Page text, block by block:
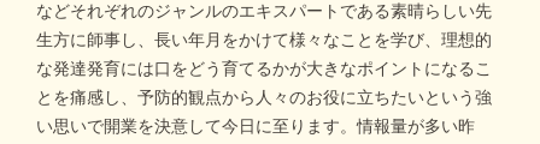
などそれぞれのジャンルのエキスパートである素晴らしい先
生方に師事し、長い年月をかけて様々なことを学び、理想的
な発達発育には口をどう育てるかが大きなポイントになるこ
とを痛感し、予防的観点から人々のお役に立ちたいという強
い思いで開業を決意して今日に至ります。情報量が多い昨